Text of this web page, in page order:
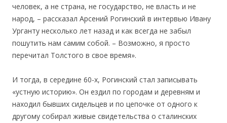
человек, а не страна, не государство, не власть и не
народ, – рассказал Арсений Рогинский в интервью Ивану
Урганту несколько лет назад и как всегда не забыл
пошутить нам самим собой. – Возможно, я просто
перечитал Толстого в свое время».
И тогда, в середине 60-х, Рогинский стал записывать
«устную историю». Он ездил по городам и деревням и
находил бывших сидельцев и по цепочке от одного к
другому собирал живые свидетельства о сталинских